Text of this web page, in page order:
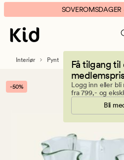
Wave
vase
transparent
banner.
Klikk
ESCAPE
pause.
Få tilgang
Logg inn eller
fra 799,- og
Bli
Interiør Pynt
-50%